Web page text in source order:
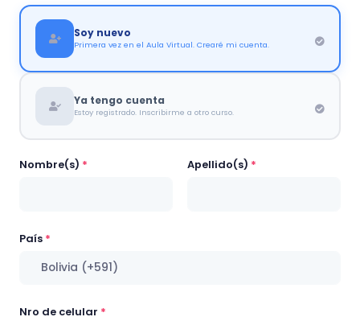
Soy nuevo
Primera vez en el Aula Virtual. Crearé mi cuenta.
Ya tengo cuenta
Estoy registrado. Inscribirme a otro curso.
Nombre(s) Apellido(s)
País
Bolivia (+591)
Nro de celular